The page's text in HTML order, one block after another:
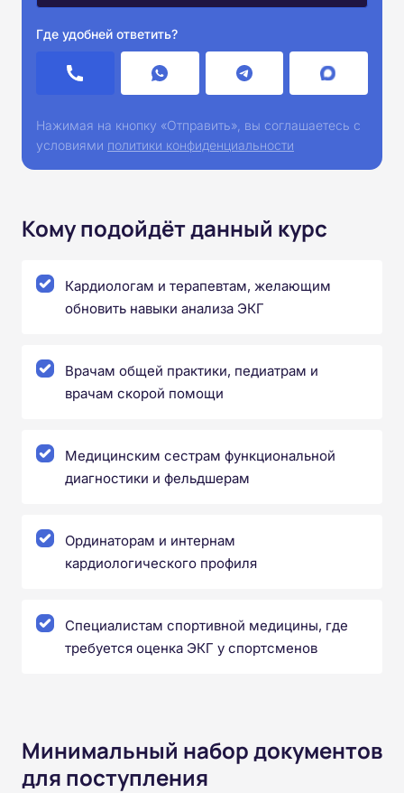
Где удобней ответить?
Нажимая на кнопку «Отправить», вы соглашаетесь с
условиями политики конфиденциальности
Кому подойдёт данный курс
Кардиологам и терапевтам, желающим
обновить навыки анализа ЭКГ
Врачам общей практики, педиатрам и
врачам скорой помощи
Медицинским сестрам функциональной
диагностики и фельдшерам
Ординаторам и интернам
кардиологического профиля
Специалистам спортивной медицины, где
требуется оценка ЭКГ у спортсменов
Минимальный набор документов
для поступления